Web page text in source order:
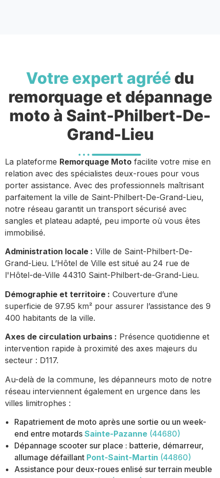
Votre expert agréé du
remorquage et dépannage
moto à Saint-Philbert-De-
Grand-Lieu
La plateforme Remorquage Moto facilite votre mise en
relation avec des spécialistes deux-roues pour vous
porter assistance. Avec des professionnels maîtrisant
parfaitement la ville de Saint-Philbert-De-Grand-Lieu,
notre réseau garantit un transport sécurisé avec
sangles et plateau adapté, peu importe où vous êtes
immobilisé.
Administration locale : Ville de Saint-Philbert-De-
Grand-Lieu. L’Hôtel de Ville est situé au 24 rue de
l'Hôtel-de-Ville 44310 Saint-Philbert-de-Grand-Lieu.
Démographie et territoire : Couverture d’une
superficie de 97.95 km² pour assurer l’assistance des 9
400 habitants de la ville.
Axes de circulation urbains : Présence quotidienne et
intervention rapide à proximité des axes majeurs du
secteur : D117.
Au-delà de la commune, les dépanneurs moto de notre
réseau interviennent également en urgence dans les
villes limitrophes :
Rapatriement de moto après une sortie ou un week-
end entre motards Sainte-Pazanne (44680)
Dépannage scooter sur place : batterie, démarreur,
allumage défaillant Pont-Saint-Martin (44860)
Assistance pour deux-roues enlisé sur terrain meuble